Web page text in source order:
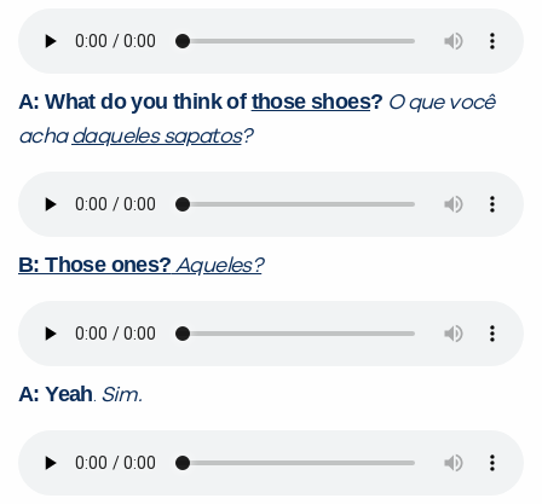
A: What do you think of those shoes? O que você
achadaqueles sapatos?
B: Those ones? Aqueles?
A: Yeah. Sim.